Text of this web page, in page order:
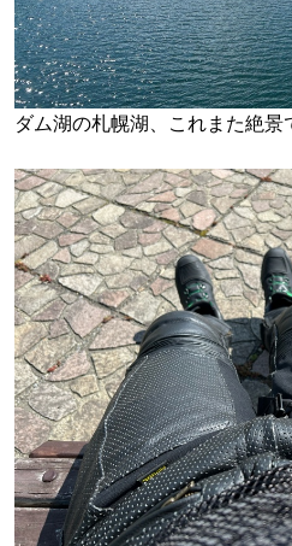
ダム湖の札幌湖、これまた絶景